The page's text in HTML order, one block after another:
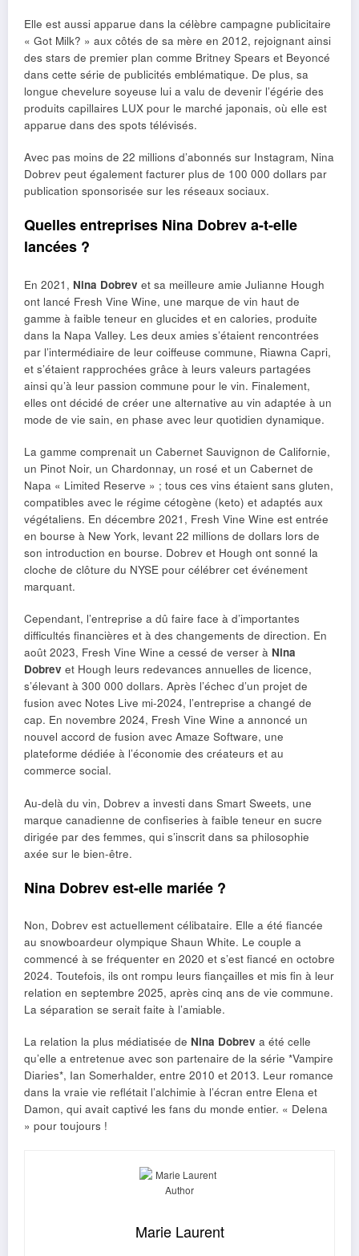
Elle est aussi apparue dans la célèbre campagne publicitaire
« Got Milk? » aux côtés de sa mère en 2012, rejoignant ainsi
des stars de premier plan comme Britney Spears et Beyoncé
dans cette série de publicités emblématique. De plus, sa
longue chevelure soyeuse lui a valu de devenir l’égérie des
produits capillaires LUX pour le marché japonais, où elle est
apparue dans des spots télévisés.
Avec pas moins de 22 millions d’abonnés sur Instagram, Nina
Dobrev peut également facturer plus de 100 000 dollars par
publication sponsorisée sur les réseaux sociaux.
Quelles entreprises Nina Dobrev a-t-elle
lancées ?
En 2021, Nina Dobrev et sa meilleure amie Julianne Hough
ont lancé Fresh Vine Wine, une marque de vin haut de
gamme à faible teneur en glucides et en calories, produite
dans la Napa Valley. Les deux amies s’étaient rencontrées
par l’intermédiaire de leur coiffeuse commune, Riawna Capri,
et s’étaient rapprochées grâce à leurs valeurs partagées
ainsi qu’à leur passion commune pour le vin. Finalement,
elles ont décidé de créer une alternative au vin adaptée à un
mode de vie sain, en phase avec leur quotidien dynamique.
La gamme comprenait un Cabernet Sauvignon de Californie,
un Pinot Noir, un Chardonnay, un rosé et un Cabernet de
Napa « Limited Reserve » ; tous ces vins étaient sans gluten,
compatibles avec le régime cétogène (keto) et adaptés aux
végétaliens. En décembre 2021, Fresh Vine Wine est entrée
en bourse à New York, levant 22 millions de dollars lors de
son introduction en bourse. Dobrev et Hough ont sonné la
cloche de clôture du NYSE pour célébrer cet événement
marquant.
Cependant, l’entreprise a dû faire face à d’importantes
difficultés financières et à des changements de direction. En
août 2023, Fresh Vine Wine a cessé de verser à Nina
Dobrev et Hough leurs redevances annuelles de licence,
s’élevant à 300 000 dollars. Après l’échec d’un projet de
fusion avec Notes Live mi-2024, l’entreprise a changé de
cap. En novembre 2024, Fresh Vine Wine a annoncé un
nouvel accord de fusion avec Amaze Software, une
plateforme dédiée à l’économie des créateurs et au
commerce social.
Au-delà du vin, Dobrev a investi dans Smart Sweets, une
marque canadienne de confiseries à faible teneur en sucre
dirigée par des femmes, qui s’inscrit dans sa philosophie
axée sur le bien-être.
Nina Dobrev est-elle mariée ?
Non, Dobrev est actuellement célibataire. Elle a été fiancée
au snowboardeur olympique Shaun White. Le couple a
commencé à se fréquenter en 2020 et s’est fiancé en octobre
2024. Toutefois, ils ont rompu leurs fiançailles et mis fin à leur
relation en septembre 2025, après cinq ans de vie commune.
La séparation se serait faite à l’amiable.
La relation la plus médiatisée de Nina Dobrev a été celle
qu’elle a entretenue avec son partenaire de la série *Vampire
Diaries*, Ian Somerhalder, entre 2010 et 2013. Leur romance
dans la vraie vie reflétait l’alchimie à l’écran entre Elena et
Damon, qui avait captivé les fans du monde entier. « Delena
» pour toujours !
Marie Laurent